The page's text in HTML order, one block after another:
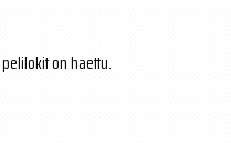
on haettu.